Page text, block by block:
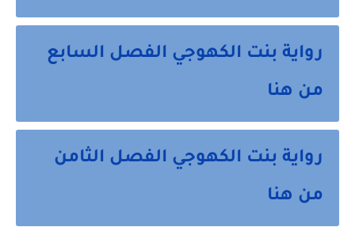
رواية بنت الكهوجي الفصل السابع
من هنا
رواية بنت الكهوجي الفصل الثامن
من هنا